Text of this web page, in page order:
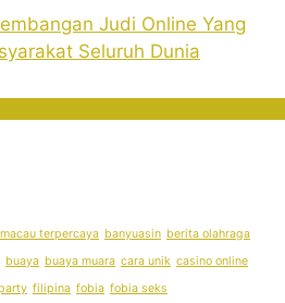
Judi Online Yang
Seluruh Dunia
terpercaya banyuasin berita olahraga
buaya buaya muara cara unik casino online
filipina fobia fobia seks